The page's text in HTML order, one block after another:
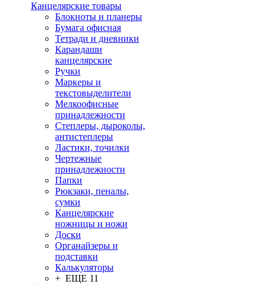
Канцелярские товары
Блокноты и планеры
Бумага офисная
Тетради и дневники
Карандаши
канцелярские
Ручки
Маркеры и
текстовыделители
Мелкоофисные
принадлежности
Степлеры, дыроколы,
антистеплеры
Ластики, точилки
Чертежные
принадлежности
Папки
Рюкзаки, пеналы,
сумки
Канцелярские
ножницы и ножи
Доски
Органайзеры и
подставки
Калькуляторы
+ ЕЩЕ 11